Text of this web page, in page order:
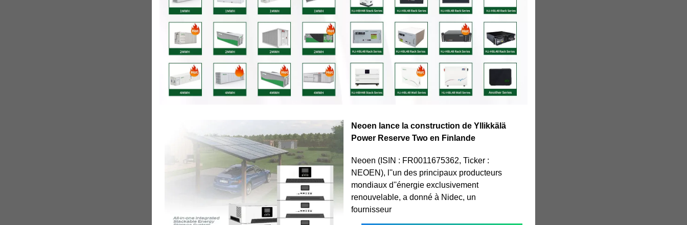
Neoen lance la construction de Yllikkälä
Power Reserve Two en Finlande
Neoen (ISIN : FR0011675362, Ticker :
NEOEN), l''un des principaux producteurs
mondiaux d''énergie exclusivement
renouvelable, a donné à Nidec, un
fournisseur